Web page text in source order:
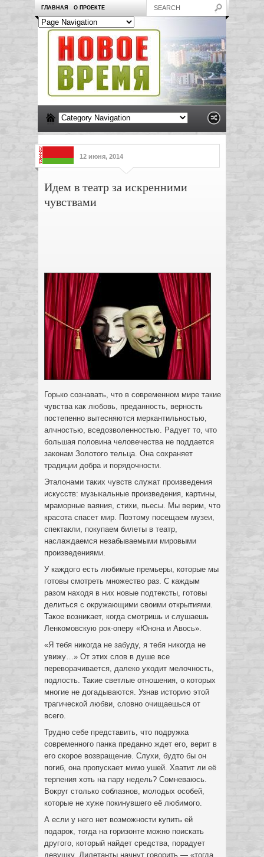
ГЛАВНАЯ О ПРОЕКТЕ
12 июня, 2014
Идем в театр за искренними
чувствами
Горько сознавать, что в современном мире такие
чувства как любовь, преданность, верность
постепенно вытесняются меркантильностью,
алчностью, вседозволенностью. Радует то, что
большая половина человечества не поддается
законам Золотого тельца. Она сохраняет
традиции добра и порядочности.
Эталонами таких чувств служат произведения
искусств: музыкальные произведения, картины,
мраморные ваяния, стихи, пьесы. Мы верим, что
красота спасет мир. Поэтому посещаем музеи,
спектакли, покупаем билеты в театр,
наслаждаемся незабываемыми мировыми
произведениями.
У каждого есть любимые премьеры, которые мы
готовы смотреть множество раз. С каждым
разом находя в них новые подтексты, готовы
делиться с окружающими своими открытиями.
Такое возникает, когда смотришь и слушаешь
Ленкомовскую рок-оперу «Юнона и Авось».
«Я тебя никогда не забуду, я тебя никогда не
увижу…» От этих слов в душе все
переворачивается, далеко уходит мелочность,
подлость. Такие светлые отношения, о которых
многие не догадываются. Узнав историю этой
трагической любви, словно очищаешься от
всего.
Трудно себе представить, что подружка
современного панка преданно ждет его, верит в
его скорое возвращение. Слухи, будто бы он
погиб, она пропускает мимо ушей. Хватит ли её
терпения хоть на пару недель? Сомневаюсь.
Вокруг столько соблазнов, молодых особей,
которые не хуже покинувшего её любимого.
А если у него нет возможности купить ей
подарок, тогда на горизонте можно поискать
другого, который найдет средства, порадует
девушку. Дилетанты начнут говорить — «тогда